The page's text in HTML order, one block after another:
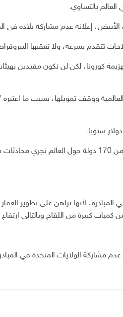
بالتساوي.
إعلانه عدم مشاركة بلاده في
تتقدم بسرعة، ولا تعقيها
كورونا، لكن لن نكون مقيدين
ووقف تمويلها، بسبب ما
وكانت منظمة الصحة العالمية ذكرت في أغسطس الماضي، أن أكثر من 170 دولة
لأنها تراهن على تطوير
كبيرة من اللقاح وبالتالي ارتفاع
مشاركة الولايات المتحدة في